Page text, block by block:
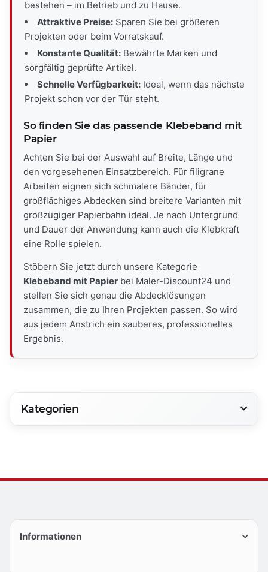
bestehen – im Betrieb und zu Hause.
Attraktive Preise:Sparen Sie bei größeren
Projekten oder beim Vorratskauf.
Konstante Qualität:Bewährte Marken und
sorgfältig geprüfte Artikel.
Schnelle Verfügbarkeit:Ideal, wenn das nächste
Projekt schon vor der Tür steht.
So finden Sie das passende Klebeband mit
Papier
Achten Sie bei der Auswahl auf Breite, Länge und
den vorgesehenen Einsatzbereich. Für filigrane
Arbeiten eignen sich schmalere Bänder, für
großflächiges Abdecken sind breitere Varianten mit
großzügiger Papierbahn ideal. Je nach Untergrund
und Dauer der Anwendung kann auch die Klebkraft
eine Rolle spielen.
Stöbern Sie jetzt durch unsere Kategorie
Klebeband mit Papier bei Maler-Discount24 und
stellen Sie sich genau die Abdecklösungen
zusammen, die zu Ihren Projekten passen. So wird
aus jedem Anstrich ein sauberes, professionelles
Ergebnis.
Kategorien
Informationen